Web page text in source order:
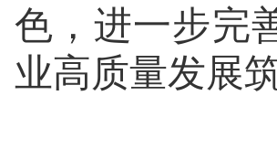
色，进一步完
业高质量发展